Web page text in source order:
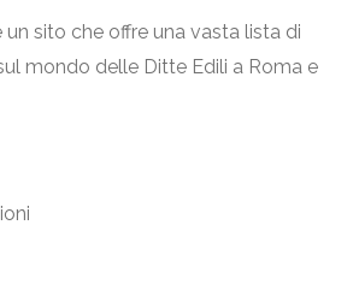
un sito che offre una vasta lista di
mondo delle Ditte Edili a Roma e